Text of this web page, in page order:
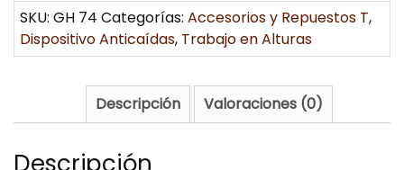
SKU: GH 74 Categorías: Accesorios y Repuestos T,
Dispositivo Anticaídas, Trabajo en Alturas
Descripción Valoraciones (0)